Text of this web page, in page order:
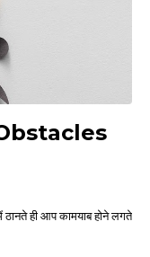
| Obstacles
ठानते ही आप कामयाब होने लगते